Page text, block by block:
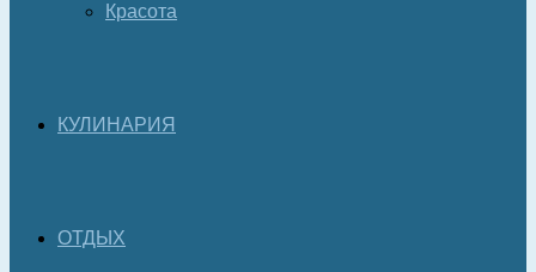
Красота
КУЛИНАРИЯ
ОТДЫХ